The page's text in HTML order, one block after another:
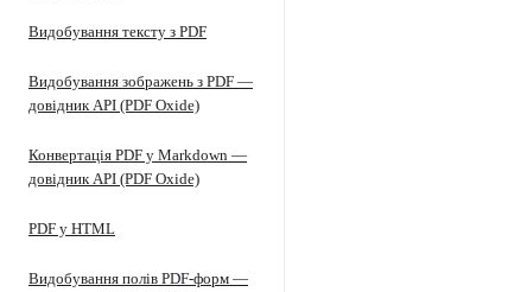
Видобування тексту з PDF
Видобування зображень з PDF —
довідник API (PDF Oxide)
Конвертація PDF у Markdown —
довідник API (PDF Oxide)
PDF у HTML
Видобування полів PDF-форм —